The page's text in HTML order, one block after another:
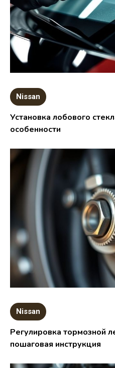
Nissan
Установка лобового
особенности
Nissan
Регулировка тормозной
пошаговая инструкция